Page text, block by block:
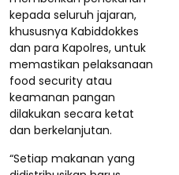
kepada seluruh jajaran,
khususnya Kabiddokkes
dan para Kapolres, untuk
memastikan pelaksanaan
food security atau
keamanan pangan
dilakukan secara ketat
dan berkelanjutan.
“Setiap makanan yang